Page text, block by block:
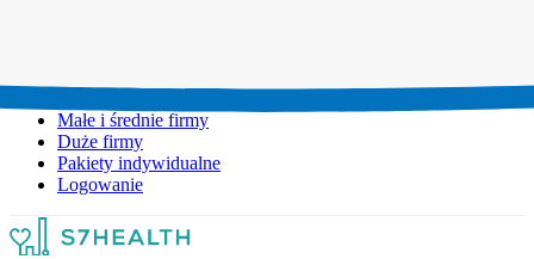
Małe i średnie firmy
Duże firmy
Pakiety indywidualne
Logowanie